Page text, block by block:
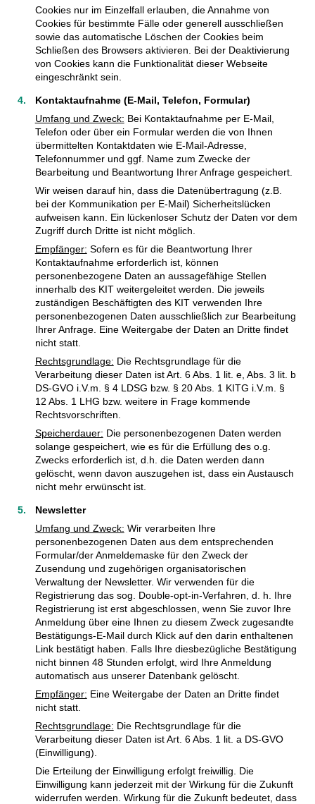
Cookies nur im Einzelfall erlauben, die Annahme von
Cookies für bestimmte Fälle oder generell ausschließen
sowie das automatische Löschen der Cookies beim
Schließen des Browsers aktivieren. Bei der Deaktivierung
von Cookies kann die Funktionalität dieser Webseite
eingeschränkt sein.
Kontaktaufnahme (E-Mail, Telefon, Formular)
Umfang und Zweck: Bei Kontaktaufnahme per E-Mail,
Telefon oder über ein Formular werden die von Ihnen
übermittelten Kontaktdaten wie E-Mail-Adresse,
Telefonnummer und ggf. Name zum Zwecke der
Bearbeitung und Beantwortung Ihrer Anfrage gespeichert.
Wir weisen darauf hin, dass die Datenübertragung (z.B.
bei der Kommunikation per E-Mail) Sicherheitslücken
aufweisen kann. Ein lückenloser Schutz der Daten vor dem
Zugriff durch Dritte ist nicht möglich.
Empfänger: Sofern es für die Beantwortung Ihrer
Kontaktaufnahme erforderlich ist, können
personenbezogene Daten an aussagefähige Stellen
innerhalb des KIT weitergeleitet werden. Die jeweils
zuständigen Beschäftigten des KIT verwenden Ihre
personenbezogenen Daten ausschließlich zur Bearbeitung
Ihrer Anfrage. Eine Weitergabe der Daten an Dritte findet
nicht statt.
Rechtsgrundlage: Die Rechtsgrundlage für die
Verarbeitung dieser Daten ist Art. 6 Abs. 1 lit. e, Abs. 3 lit. b
DS-GVO i.V.m. § 4 LDSG bzw. § 20 Abs. 1 KITG i.V.m. §
12 Abs. 1 LHG bzw. weitere in Frage kommende
Rechtsvorschriften.
Speicherdauer: Die personenbezogenen Daten werden
solange gespeichert, wie es für die Erfüllung des o.g.
Zwecks erforderlich ist, d.h. die Daten werden dann
gelöscht, wenn davon auszugehen ist, dass ein Austausch
nicht mehr erwünscht ist.
Newsletter
Umfang und Zweck: Wir verarbeiten Ihre
personenbezogenen Daten aus dem entsprechenden
Formular/der Anmeldemaske für den Zweck der
Zusendung und zugehörigen organisatorischen
Verwaltung der Newsletter. Wir verwenden für die
Registrierung das sog. Double-opt-in-Verfahren, d. h. Ihre
Registrierung ist erst abgeschlossen, wenn Sie zuvor Ihre
Anmeldung über eine Ihnen zu diesem Zweck zugesandte
Bestätigungs-E-Mail durch Klick auf den darin enthaltenen
Link bestätigt haben. Falls Ihre diesbezügliche Bestätigung
nicht binnen 48 Stunden erfolgt, wird Ihre Anmeldung
automatisch aus unserer Datenbank gelöscht.
Empfänger: Eine Weitergabe der Daten an Dritte findet
nicht statt.
Rechtsgrundlage: Die Rechtsgrundlage für die
Verarbeitung dieser Daten ist Art. 6 Abs. 1 lit. a DS-GVO
(Einwilligung).
Die Erteilung der Einwilligung erfolgt freiwillig. Die
Einwilligung kann jederzeit mit der Wirkung für die Zukunft
widerrufen werden. Wirkung für die Zukunft bedeutet, dass